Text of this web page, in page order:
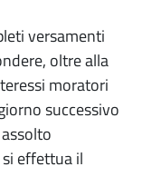
versamenti
oltre alla
moratori
successivo
effettua il